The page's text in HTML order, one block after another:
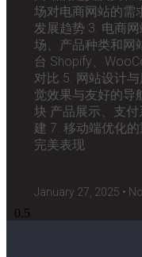
场对电商网站的需
发展趋势 3. 电商
场、产品种类和网
台 Shopify、
对比 5. 网站设计
觉效果与友好的导
块 产品展示、支
建 7. 移动端优化
完美表现
January 27, 2025